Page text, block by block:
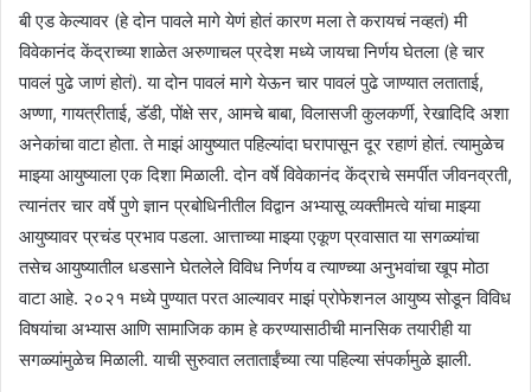
बी एड केल्यावर (हे दोन पावले मागे येणं होतं कारण मला ते करायचं नव्हतं) मी
विवेकानंद केंद्राच्या शाळेत अरुणाचल प्रदेश मध्ये जायचा निर्णय घेतला (हे चार
पावलं पुढे जाणं होतं). या दोन पावलं मागे येऊन चार पावलं पुढे जाण्यात लताताई,
अण्णा, गायत्रीताई, डॅडी, पोंक्षे सर, आमचे बाबा, विलासजी कुलकर्णी, रेखादिदि अशा
अनेकांचा वाटा होता. ते माझं आयुष्यात पहिल्यांदा घरापासून दूर रहाणं होतं. त्यामुळेच
माझ्या आयुष्याला एक दिशा मिळाली. दोन वर्षे विवेकानंद केंद्राचे समर्पीत जीवनव्रती,
त्यानंतर चार वर्षे पुणे ज्ञान प्रबोधिनीतील विद्वान अभ्यासू व्यक्तीमत्वे यांचा माझ्या
आयुष्यावर प्रचंड प्रभाव पडला. आत्ताच्या माझ्या एकूण प्रवासात या सगळ्यांचा
तसेच आयुष्यातील धडसाने घेतलेले विविध निर्णय व त्याण्च्या अनुभवांचा खूप मोठा
वाटा आहे. २०२१ मध्ये पुण्यात परत आल्यावर माझं प्रोफेशनल आयुष्य सोडून विविध
विषयांचा अभ्यास आणि सामाजिक काम हे करण्यासाठीची मानसिक तयारीही या
सगळ्यांमुळेच मिळाली. याची सुरुवात लताताईंच्या त्या पहिल्या संपर्कामुळे झाली.